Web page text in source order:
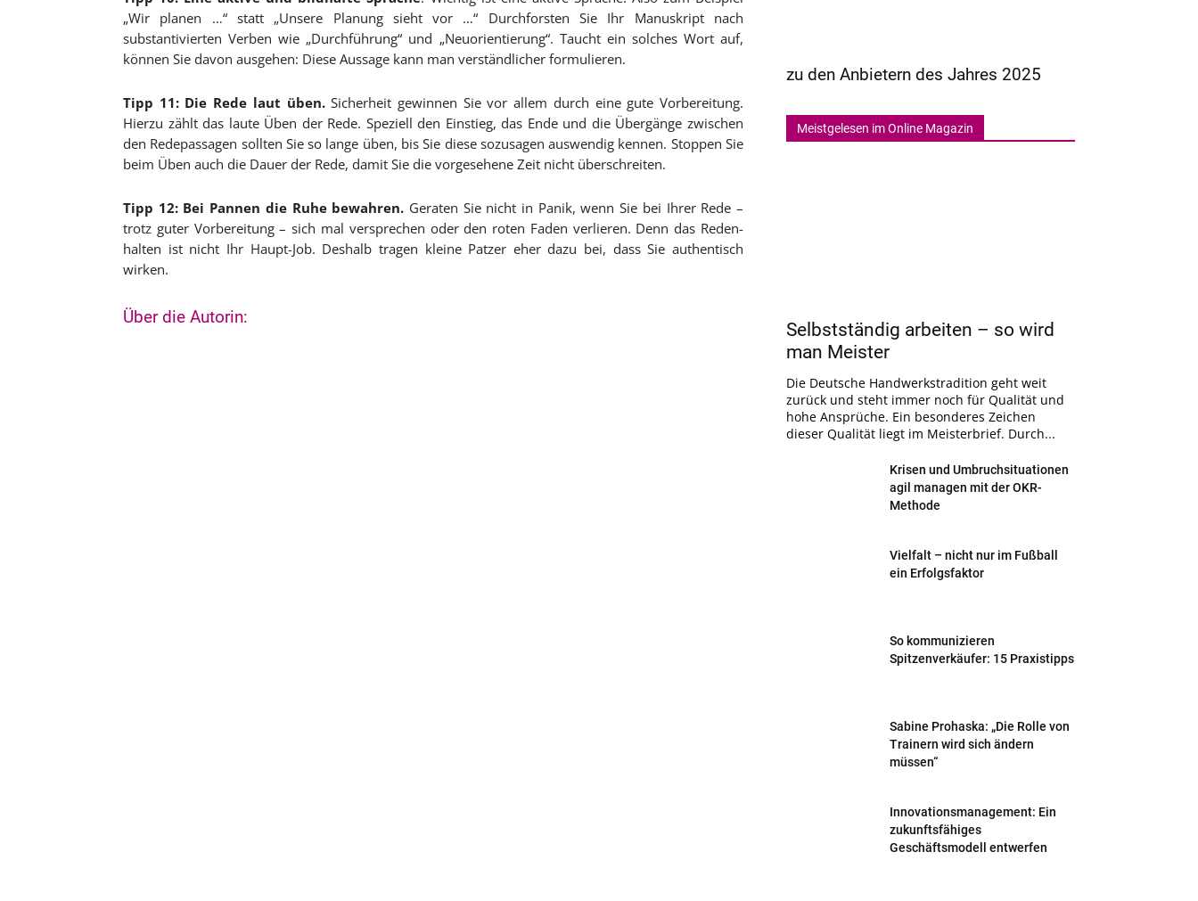
„Wir planen …“ statt „Unsere Planung sieht vor …“ Durchforsten Sie Ihr Manuskript nach
substantivierten Verben wie „Durchführung“ und „Neuorientierung“. Taucht ein solches Wort auf,
können Sie davon ausgehen: Diese Aussage kann man verständlicher formulieren.
Tipp 11: Die Rede laut üben.Sicherheit gewinnen Sie vor allem durch eine gute Vorbereitung.
Hierzu zählt das laute Üben der Rede. Speziell den Einstieg, das Ende und die Übergänge zwischen
den Redepassagen sollten Sie so lange üben, bis Sie diese sozusagen auswendig kennen. Stoppen Sie
beim Üben auch die Dauer der Rede, damit Sie die vorgesehene Zeit nicht überschreiten.
Tipp 12: Bei Pannen die Ruhe bewahren. Geraten Sie nicht in Panik, wenn Sie bei Ihrer Rede –
trotz guter Vorbereitung – sich mal versprechen oder den roten Faden verlieren. Denn das Reden-
halten ist nicht Ihr Haupt-Job. Deshalb tragen kleine Patzer eher dazu bei, dass Sie authentisch
wirken.
Über die Autorin:
zu den Anbietern des Jahres 2025
Meistgelesen im Online Magazin
Selbstständig arbeiten – so wird
man Meister
Die Deutsche Handwerkstradition geht weit
zurück und steht immer noch für Qualität und
hohe Ansprüche. Ein besonderes Zeichen
dieser Qualität liegt im Meisterbrief. Durch...
Krisen und Umbruchsituationen
agil managen mit der OKR-
Methode
Vielfalt – nicht nur im Fußball
ein Erfolgsfaktor
So kommunizieren
Spitzenverkäufer: 15 Praxistipps
Sabine Prohaska: „Die Rolle von
Trainern wird sich ändern
müssen“
Innovationsmanagement: Ein
zukunftsfähiges
Geschäftsmodell entwerfen